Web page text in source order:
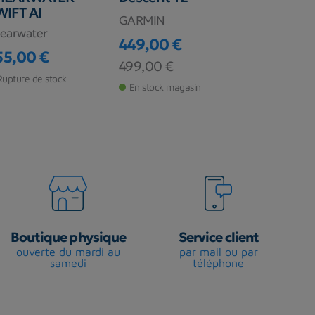
AI
€
de stock
GARMIN
Prix
449,00 €
Prix de base
499,00 €
En stock magasin
Boutique physique
ouverte du mardi au
samedi
Service client
par mail ou par
téléphone